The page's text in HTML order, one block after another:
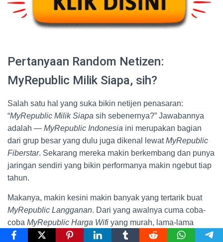
Pertanyaan Random Netizen:
MyRepublic Milik Siapa, sih?
Salah satu hal yang suka bikin netijen penasaran:
“MyRepublic Milik Siapa sih sebenernya?” Jawabannya
adalah — MyRepublic Indonesia ini merupakan bagian
dari grup besar yang dulu juga dikenal lewatMyRepublic
Fiberstar. Sekarang mereka makin berkembang dan punya
jaringan sendiri yang bikin performanya makin ngebut tiap
tahun.
Makanya, makin kesini makin banyak yang tertarik buat
MyRepublic Langganan. Dari yang awalnya cuma coba-
coba MyRepublic Harga Wifi yang murah, lama-lama
keterusan karena cocok banget sama performanya.